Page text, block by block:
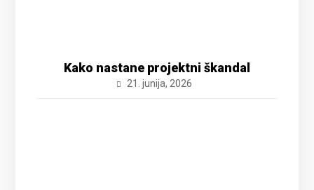
Kako nastane projektni škandal
21. junija, 2026